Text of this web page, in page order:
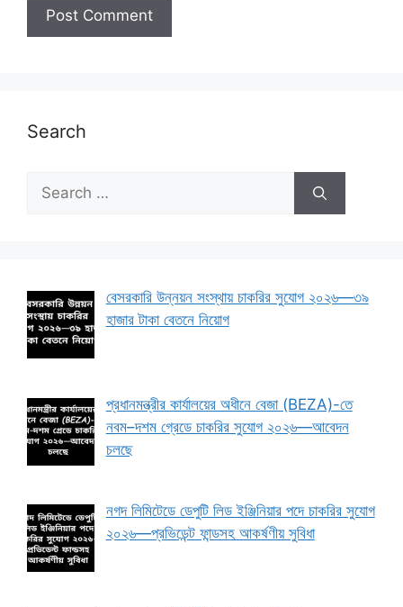
Search
Search
for:
বেসরকারি উন্নয়ন সংস্থায় চাকরির সুযোগ ২০২৬—৩৯
হাজার টাকা বেতনে নিয়োগ
প্রধানমন্ত্রীর কার্যালয়ের অধীনে বেজা (BEZA)-তে
নবম–দশম গ্রেডে চাকরির সুযোগ ২০২৬—আবেদন
চলছে
নগদ লিমিটেডে ডেপুটি লিড ইঞ্জিনিয়ার পদে চাকরির সুযোগ
২০২৬—প্রভিডেন্ট ফান্ডসহ আকর্ষণীয় সুবিধা